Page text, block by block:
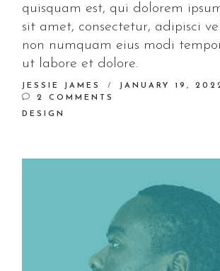
quisquam est, qui dolorem
sit amet, consectetur, adipisci
non numquam eius modi
ut labore et dolore.
JESSIE JAMES
JANUARY 19,
2 COMMENTS
DESIGN